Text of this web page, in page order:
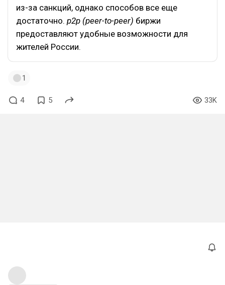
из-за санкций, однако способов все еще
достаточно. p2p (peer-to-peer) биржи
предоставляют удобные возможности для
жителей России.
1
4 5 33K